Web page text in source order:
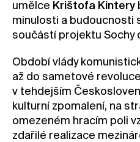
umělce Krištofa Kintery
minulosti a budoucnosti
součástí projektu Sochy
Období vlády
až do sametové
v tehdejším
kulturní zpomalení, na
omezeném hracím poli
zdařilé realizace